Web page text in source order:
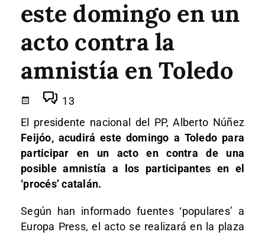
este domingo en un
acto contra la
amnistía en Toledo
13
El presidente nacional del PP, Alberto Núñez
Feijóo, acudirá este domingo a Toledo para
participar en un acto en contra de una
posible amnistía a los participantes en el
‘procés’ catalán.
Según han informado fuentes ‘populares’ a
Europa Press, el acto se realizará en la plaza